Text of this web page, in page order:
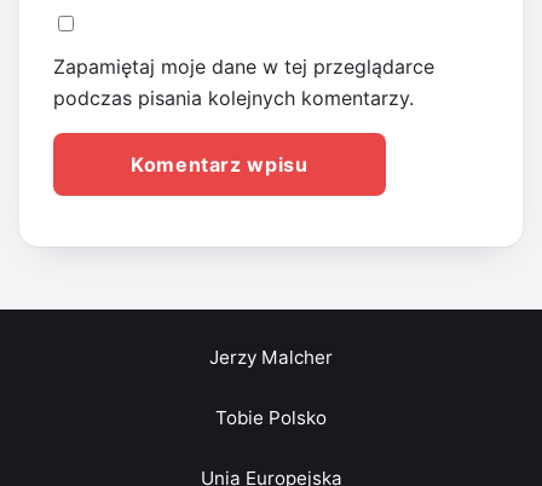
Zapamiętaj moje dane w tej przeglądarce
podczas pisania kolejnych komentarzy.
Jerzy Malcher
Tobie Polsko
Unia Europejska